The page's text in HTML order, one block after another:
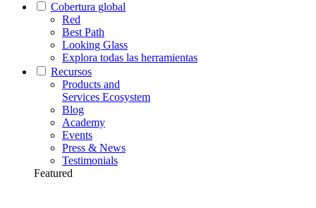
Cobertura global
Red
Best Path
Looking Glass
Explora todas las herramientas
Recursos
Products and
Services Ecosystem
Blog
Academy
Events
Press & News
Testimonials
Featured